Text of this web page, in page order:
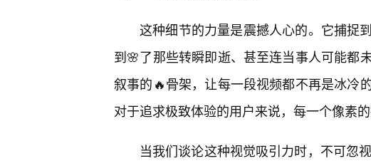
这种细节的力量是震撼人心的。它捕捉
到🌸了那些转瞬即逝、甚至连当事人可能都
叙事的🔥骨架，让每一段视频都不再是冰冷
对于追求极致体验的用户来说，每一个像素
当我们谈论这种视觉吸引力时，不可忽